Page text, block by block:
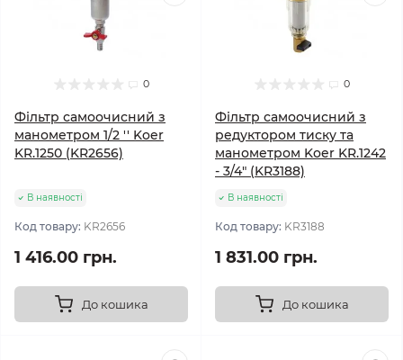
0
Фільтр самоочисний з
манометром 1/2 '' Koer
KR.1250 (KR2656)
В наявності
Код товару: KR2656
1 416.00 грн.
До кошика
0
Фільтр самоочисний з
редуктором тиску та
манометром Koer KR.1242
- 3/4" (KR3188)
В наявності
Код товару: KR3188
1 831.00 грн.
До кошика